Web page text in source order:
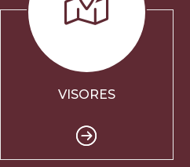
VISORES